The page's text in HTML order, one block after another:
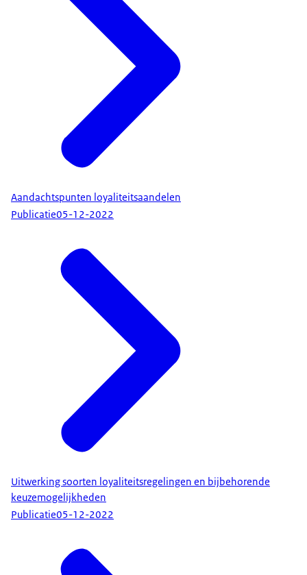
Aandachtspunten loyaliteitsaandelen
Publicatie05-12-2022
Uitwerking soorten loyaliteitsregelingen en bijbehorende
keuzemogelijkheden
Publicatie05-12-2022